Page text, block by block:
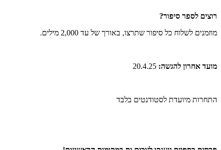
רוצים לספר סיפור?
מוזמנים לשלוח כל סיפור שתרצו, באורך של עד 2,000 מילים.
מועד אחרון להגשה:
התחרות מיועדת לסטודנטים בלבד